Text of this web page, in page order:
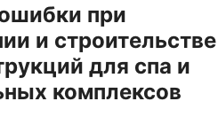
при
и строительстве
для спа и
комплексов